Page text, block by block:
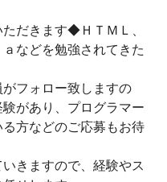
だきます◆ＨＴＭＬ、
などを勉強されてきた
フォロー致しますの
があり、プログラマー
方などのご応募もお待
きますので、経験やス